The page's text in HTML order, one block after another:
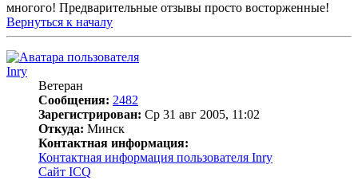
многого! Предварительные отзывы просто восторженные!
Вернуться к началу
Inry
Ветеран
Сообщения: 2482
Зарегистрирован: Ср 31 авг 2005, 11:02
Откуда: Минск
Контактная информация:
Контактная информация пользователя Inry
Сайт ICQ